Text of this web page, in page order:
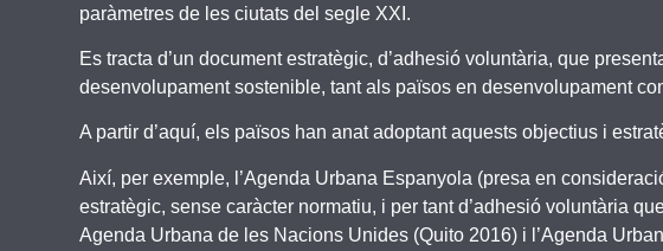
paràmetres de les ciutats del segle XXI.
Es tracta d’un document estratègic, d’adhesió voluntària, que
desenvolupament sostenible, tant als països en desenvolupament
A partir d’aquí, els països han anat adoptant aquests objectius i
Així, per exemple, l’Agenda Urbana Espanyola (presa en
estratègic, sense caràcter normatiu, i per tant d’adhesió voluntària
Agenda Urbana de les Nacions Unides (Quito 2016) i l’Agenda